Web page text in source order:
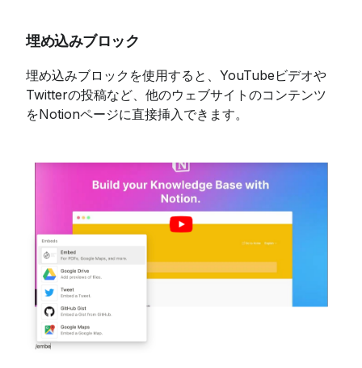
埋め込みブロック
埋め込みブロックを使用すると、YouTubeビデオや
Twitterの投稿など、他のウェブサイトのコンテンツ
をNotionページに直接挿入できます。